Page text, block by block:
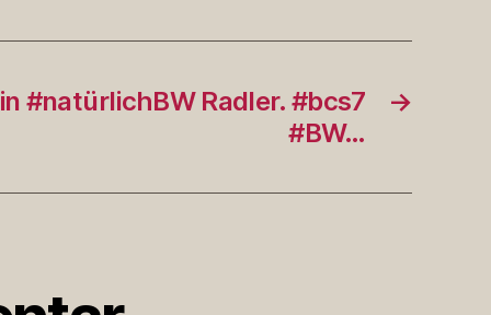
→
#natürlichBW Radler. #bcs7
#BW…